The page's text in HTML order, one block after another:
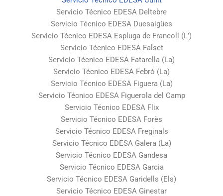
Servicio Técnico EDESA Deltebre
Servicio Técnico EDESA Duesaigües
Servicio Técnico EDESA Espluga de Francolí (L’)
Servicio Técnico EDESA Falset
Servicio Técnico EDESA Fatarella (La)
Servicio Técnico EDESA Febró (La)
Servicio Técnico EDESA Figuera (La)
Servicio Técnico EDESA Figuerola del Camp
Servicio Técnico EDESA Flix
Servicio Técnico EDESA Forès
Servicio Técnico EDESA Freginals
Servicio Técnico EDESA Galera (La)
Servicio Técnico EDESA Gandesa
Servicio Técnico EDESA Garcia
Servicio Técnico EDESA Garidells (Els)
Servicio Técnico EDESA Ginestar